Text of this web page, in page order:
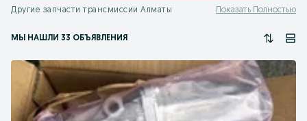
Другие запчасти трансмиссии Алматы Показать Полностью
МЫ НАШЛИ 33 ОБЪЯВЛЕНИЯ